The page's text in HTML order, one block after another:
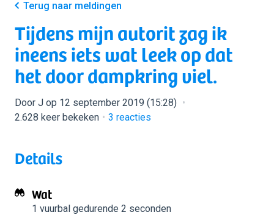
Terug naar meldingen
Tijdens mijn autorit zag ik
ineens iets wat leek op dat
het door dampkring viel.
Door J op 12 september 2019 (15:28)
2.628 keer bekeken
3 reacties
Details
Wat
1 vuurbal gedurende 2 seconden